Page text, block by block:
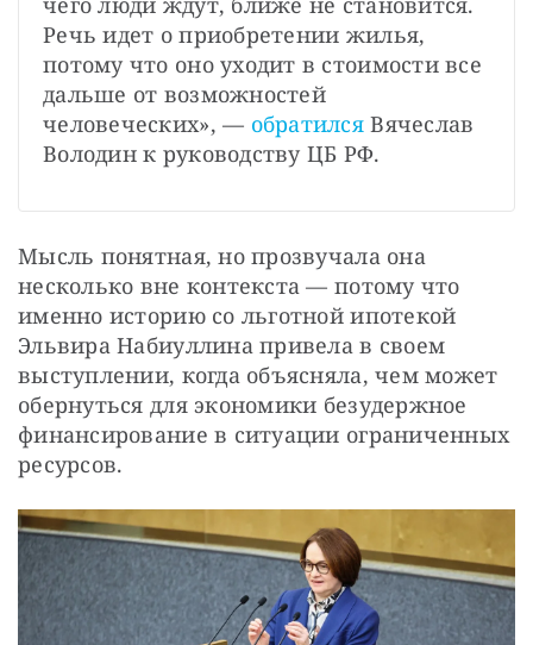
Речь идет о приобретении жилья,
потому что оно уходит в стоимости все
дальше от возможностей
человеческих», — обратился Вячеслав
Володин к руководству ЦБ РФ.
Мысль понятная, но прозвучала она
несколько вне контекста — потому что
именно историю со льготной ипотекой
Эльвира Набиуллина привела в своем
выступлении, когда объясняла, чем может
обернуться для экономики безудержное
финансирование в ситуации ограниченных
ресурсов.